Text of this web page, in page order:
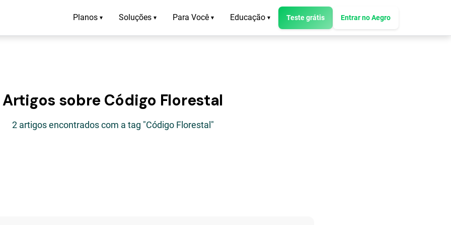
Planos ▾ Soluções ▾ Para Você ▾ Educação ▾ Teste grátis Entrar no Aegro
Artigos sobre Código Florestal
2 artigos encontrados com a tag "Código Florestal"